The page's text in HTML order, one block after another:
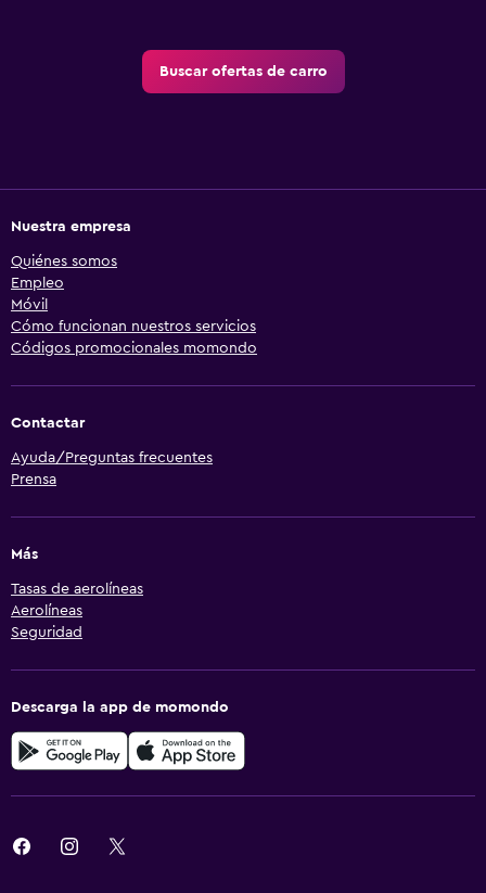
Buscar ofertas de carro
Nuestra empresa
Quiénes somos
Empleo
Móvil
Cómo funcionan nuestros servicios
Códigos promocionales momondo
Contactar
Ayuda/Preguntas frecuentes
Prensa
Más
Tasas de aerolíneas
Aerolíneas
Seguridad
Descarga la app de momondo